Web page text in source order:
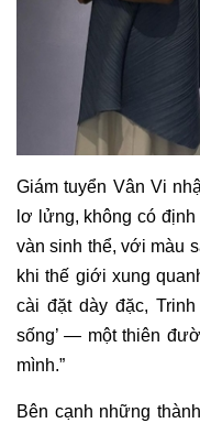
Giám tuyển Vân Vi
lơ lửng, không có định
vàn sinh thể, với màu
khi thế giới xung
cài đặt dày đặc,
sống’ — một thiên
mình.”
Bên cạnh những